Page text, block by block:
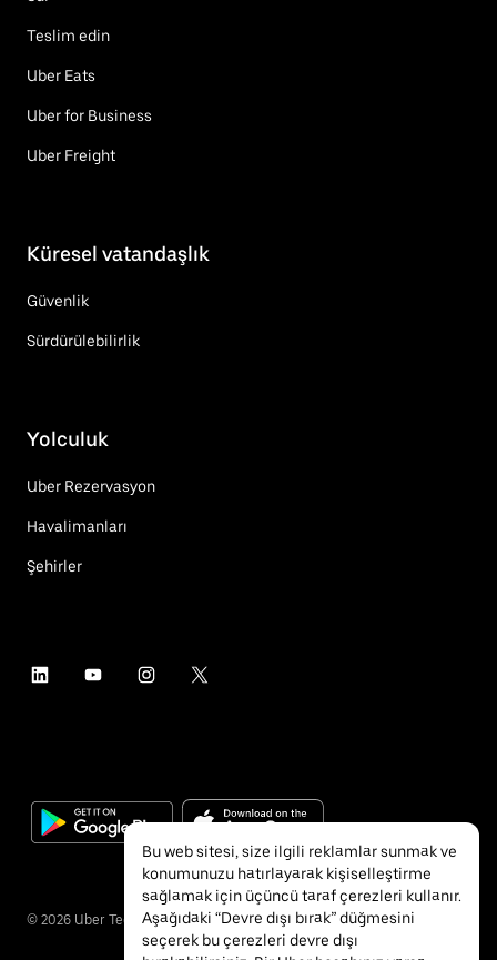
Teslim edin
Uber Eats
Uber for Business
Uber Freight
Küresel vatandaşlık
Güvenlik
Sürdürülebilirlik
Yolculuk
Uber Rezervasyon
Havalimanları
Şehirler
© 2026 Uber Technologies Inc.
Bu web sitesi, size ilgili reklamlar sunmak ve
konumunuzu hatırlayarak kişiselleştirme
sağlamak için üçüncü taraf çerezleri kullanır.
Aşağıdaki “Devre dışı bırak” düğmesini
seçerek bu çerezleri devre dışı